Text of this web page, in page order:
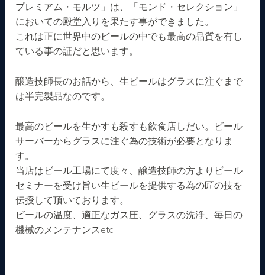
プレミアム・モルツ」は、「モンド・セレクション」
においての殿堂入りを果たす事ができました。
これは正に世界中のビールの中でも最高の品質を有し
ている事の証だと思います。
醸造技師長のお話から、生ビールはグラスに注ぐまで
は半完製品なのです。
最高のビールを生かすも殺すも飲食店しだい。ビール
サーバーからグラスに注ぐ為の技術が必要となりま
す。
当店はビール工場にて度々、醸造技師の方よりビール
セミナーを受け旨い生ビールを提供する為の匠の技を
伝授して頂いております。
ビールの温度、適正なガス圧、グラスの洗浄、毎日の
機械のメンテナンスetc